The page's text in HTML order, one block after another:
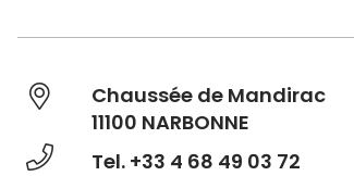
Chaussée de Mandirac
11100 NARBONNE
Tel. +33 4 68 49 03 72